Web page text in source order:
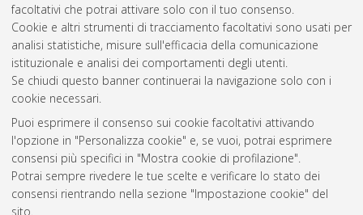
facoltativi che potrai attivare solo con il tuo consenso.
Cookie e altri strumenti di tracciamento facoltativi sono usati per
analisi statistiche, misure sull'efficacia della comunicazione
istituzionale e analisi dei comportamenti degli utenti.
Se chiudi questo banner continuerai la navigazione solo con i
cookie necessari.
Puoi esprimere il consenso sui cookie facoltativi attivando
l'opzione in "Personalizza cookie" e, se vuoi, potrai esprimere
consensi più specifici in "Mostra cookie di profilazione".
Potrai sempre rivedere le tue scelte e verificare lo stato dei
consensi rientrando nella sezione "Impostazione cookie" del
sito.
Altri metadati
Gestione del documento:
Atom
Rss 1.0
Rss 2.0